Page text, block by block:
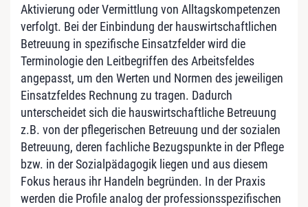
Aktivierung oder Vermittlung von Alltagskompetenzen
verfolgt. Bei der Einbindung der hauswirtschaftlichen
Betreuung in spezifische Einsatzfelder wird die
Terminologie den Leitbegriffen des Arbeitsfeldes
angepasst, um den Werten und Normen des jeweiligen
Einsatzfeldes Rechnung zu tragen. Dadurch
unterscheidet sich die hauswirtschaftliche Betreuung
z.B. von der pflegerischen Betreuung und der sozialen
Betreuung, deren fachliche Bezugspunkte in der Pflege
bzw. in der Sozialpädagogik liegen und aus diesem
Fokus heraus ihr Handeln begründen. In der Praxis
werden die Profile analog der professionsspezifischen